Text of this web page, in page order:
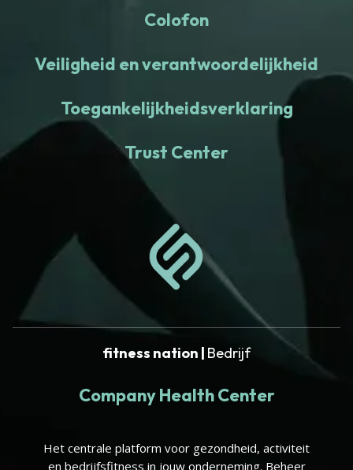
Colofon
Veiligheid en verantwoordelijkheid
Toegankelijkheidsverklaring
Trust Center
fitness nation | Bedrijf
Company Health Center
Het centrale platform voor gezondheid, activiteit
en bedrijfsfitness in jouw onderneming. Beheer